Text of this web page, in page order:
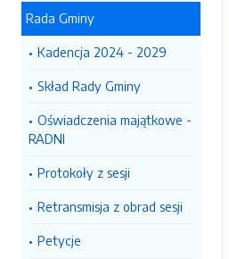
Rada Gminy
Kadencja 2024 - 2029
Skład Rady Gminy
Oświadczenia majątkowe -
RADNI
Protokoły z sesji
Retransmisja z obrad sesji
Petycje